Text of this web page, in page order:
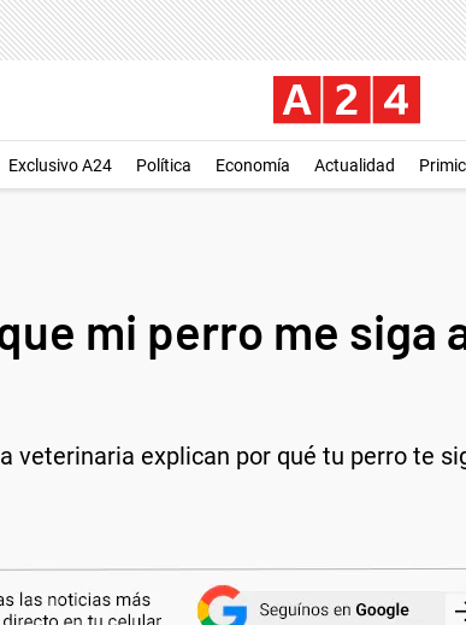
Exclusivo A24 Política Economía Actualidad
mi perro me siga
veterinaria explican por qué tu perro te